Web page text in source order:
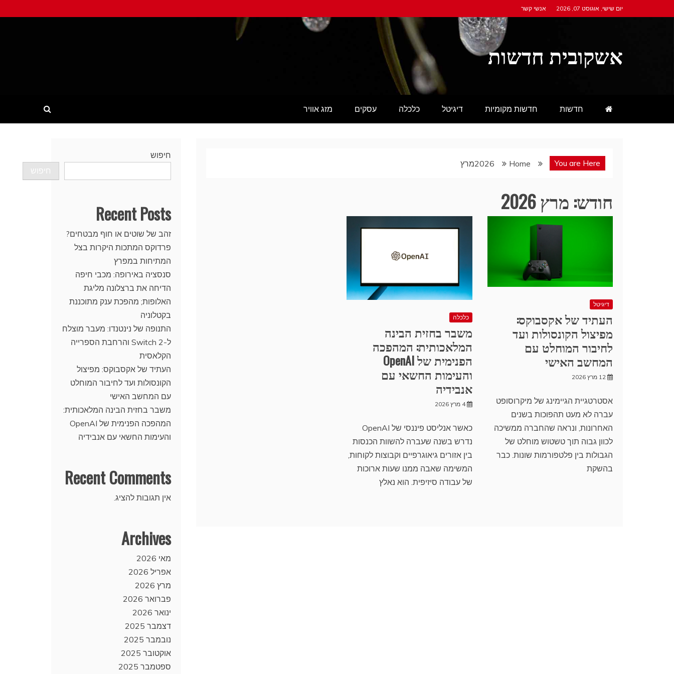
to
יום שישי, אוגוסט 07, 2026 אנשי קשר
אשקובית חדשות
חדשות חדשות מקומיות דיגיטל כלכלה עסקים מזג אוויר
You are Here
Home
2026מרץ
חודש: מרץ 2026
דיגיטל
העתיד של אקסבוקס:
מפיצול הקונסולות ועד
לחיבור המוחלט עם
המחשב האישי
12 מרץ 2026
אסטרטגיית הגיימינג של מיקרוסופט
עברה לא מעט תהפוכות בשנים
האחרונות, ונראה שהחברה ממשיכה
לכוון גבוה תוך טשטוש מוחלט של
הגבולות בין פלטפורמות שונות. כבר
בהשקת
כלכלה
משבר בחזית הבינה
המלאכותית: המהפכה
הפנימית של OpenAI
והעימות החשאי עם
אנבידיה
4 מרץ 2026
כאשר אנליסט פיננסי של OpenAI
נדרש בשנה שעברה להשוות הכנסות
בין אזורים גיאוגרפיים וקבוצות לקוחות,
המשימה שאבה ממנו שעות ארוכות
של עבודה סיזיפית. הוא נאלץ
חיפוש
חיפוש
Recent Posts
זהב של שוטים או חוף מבטחים?
פרדוקס המתכות היקרות בצל
המתיחות במפרץ
סנסציה באירופה: מכבי חיפה
הדיחה את ברצלונה מליגת
האלופות; מהפכת ענק מתוכננת
בקטלוניה
התנופה של נינטנדו: מעבר מוצלח
ל-Switch 2 והרחבת הספרייה
הקלאסית
העתיד של אקסבוקס: מפיצול
הקונסולות ועד לחיבור המוחלט
עם המחשב האישי
משבר בחזית הבינה המלאכותית:
המהפכה הפנימית של OpenAI
והעימות החשאי עם אנבידיה
Recent Comments
אין תגובות להציג.
Archives
מאי 2026
אפריל 2026
מרץ 2026
פברואר 2026
ינואר 2026
דצמבר 2025
נובמבר 2025
אוקטובר 2025
ספטמבר 2025